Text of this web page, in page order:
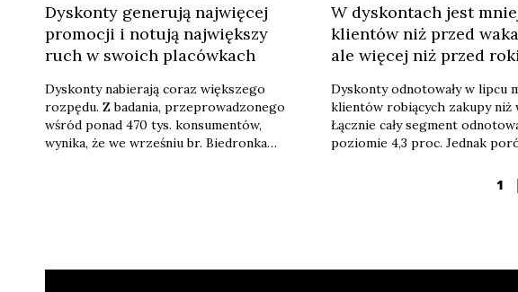
Dyskonty generują najwięcej
promocji i notują największy
ruch w swoich placówkach
Dyskonty nabierają coraz większego
rozpędu. Z badania, przeprowadzonego
wśród ponad 470 tys. konsumentów,
wynika, że we wrześniu br. Biedronka
gracze. Każdy dyskont poprawił też swój
W dyskontach jest
klientów niż przed
ale więcej niż przed
Dyskonty odnotowały w lipcu
klientów robiących zakupy niż
Łącznie cały segment
poziomie 4,3 proc. Jednak
ubiegłego roku, widać większy
wszystkich sklepach, a
odnotował wzrost na
1